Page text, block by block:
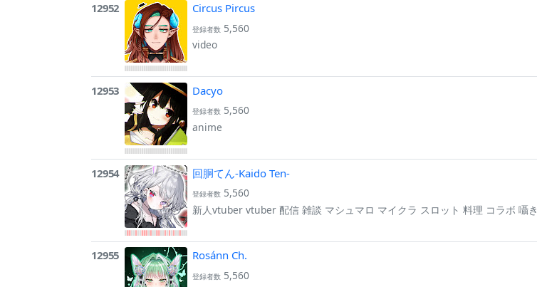
12952 Circus Pircus
登録者数 5,560
video
12953 Dacyo
登録者数 5,560
anime
12954 回胴てん-Kaido Ten-
登録者数 5,560
新人vtuber vtuber 配信 雑談 マシュマロ マイクラ スロット 料理 コラボ 囁き
12955 Rosánn Ch.
登録者数 5,560